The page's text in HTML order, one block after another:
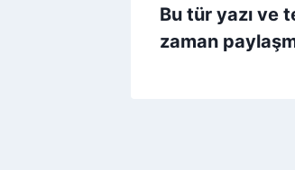
Bu tür yazı ve
zaman